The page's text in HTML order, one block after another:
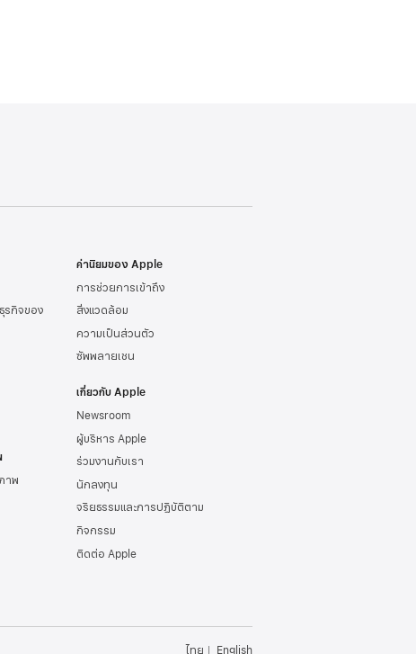
รกิจของ
าพ
ค่านิยมของ Apple
การช่วยการเข้าถึง
สิ่งแวดล้อม
ความเป็นส่วนตัว
ซัพพลายเชน
เกี่ยวกับ Apple
Newsroom
ผู้บริหาร Apple
ร่วมงานกับเรา
นักลงทุน
จริยธรรมและการปฏิบัติตาม
กิจกรรม
ติดต่อ Apple
ไทย English